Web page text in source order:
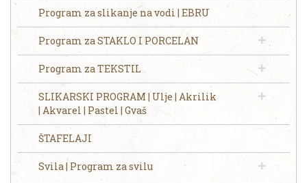
Program za slikanje na vodi | EBRU
Program za STAKLO I PORCELAN
Program za TEKSTIL
SLIKARSKI PROGRAM | Ulje | Akrilik
| Akvarel | Pastel | Gvaš
ŠTAFELAJI
Svila | Program za svilu